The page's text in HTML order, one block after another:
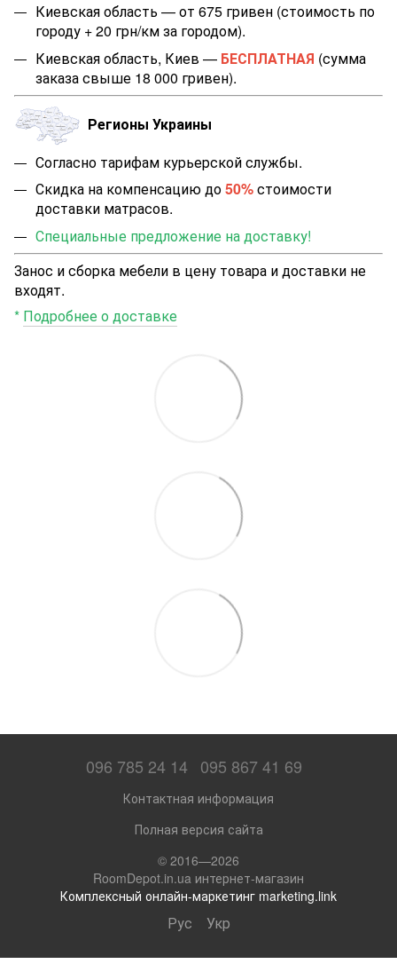
Киевская область — от 675 гривен (стоимость по
городу + 20 грн/км за городом).
Киевская область, Киев — БЕСПЛАТНАЯ (сумма
заказа свыше 18 000 гривен).
Регионы Украины
Согласно тарифам курьерской службы.
Скидка на компенсацию до50%стоимости
доставки матрасов.
Специальные предложение на доставку!
Занос и сборка мебели в цену товара и доставки не
входят.
* Подробнее о доставке
096 785 24 14 095 867 41 69
Контактная информация
Полная версия сайта
© 2016—2026
RoomDepot.in.ua интернет-магазин
Комплексный онлайн-маркетинг marketing.link
Рус Укр